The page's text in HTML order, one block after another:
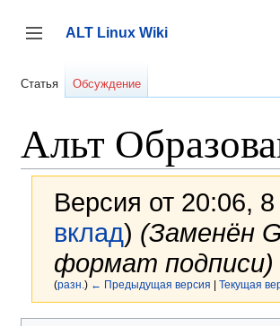
содержанию
Переключить боковую панель
ALT Linux Wiki
Статья Обсуждение
Альт
Версия от 20:06,
вклад) (Заменён
формат подписи)
(разн. ) ← Предыдущая версия Текущая